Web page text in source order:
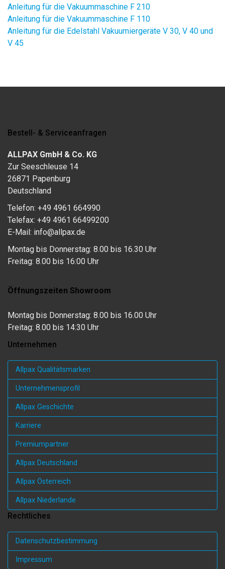
Anleitung für die Vakuummaschine F 210
Anleitung für die Vakuummaschine F 110
Anleitung für die Edelstahl Vakuumiergeräte V 30, V 40 und
V 45
Bestell- & Serviceanfragen
ALLPAX GmbH & Co. KG
Zur Seeschleuse 14
26871 Papenburg
Deutschland
Telefon: +49 4961 664990
Telefax: +49 4961 66499200
E-Mail: info@allpax.de
Montag bis Donnerstag: 8.00 bis 16.30 Uhr
Freitag: 8.00 bis 16:00 Uhr
Öffnungszeiten Showroom
Montag bis Donnerstag: 8.00 bis 16.00 Uhr
Freitag: 8.00 bis 14:30 Uhr
Unternehmen
Allpax Qualitätsmarken
Unternehmensprofil
Allpax Geschichte
Karriere
Premiumpartner
Allpax Deutschland
Allpax Österreich
Allpax Niederlande
Rechtliches
Datenschutzbestimmung
Impressum